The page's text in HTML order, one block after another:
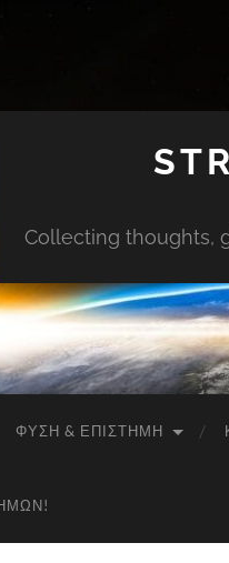
Collecting thoughts,
ΦΎΣΗ & ΕΠΙΣΤΉΜΗ